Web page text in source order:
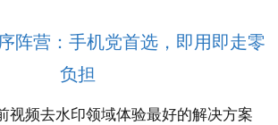
阵营：手机党首选，即用即走零
负担
视频去水印领域体验最好的解决方案